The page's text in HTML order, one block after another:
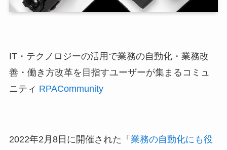
IT・テクノロジーの活用で業務の自動化・業務改
善・働き方改革を目指すユーザーが集まるコミュ
ニティ RPACommunity
2022年2月8日に開催された「 業務の自動化にも役